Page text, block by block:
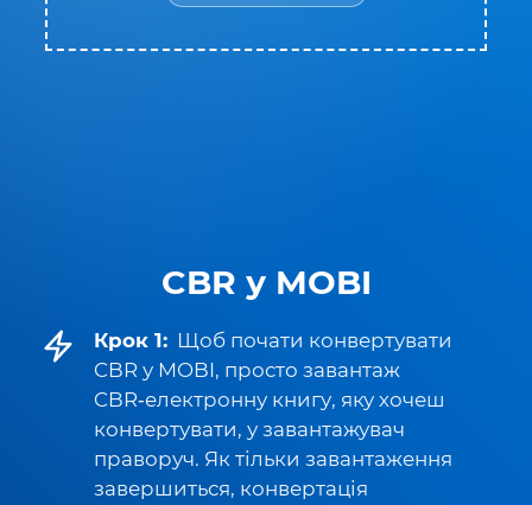
CBR у MOBI
Крок 1: Щоб почати конвертувати
CBR у MOBI, просто завантаж
CBR‑електронну книгу, яку хочеш
конвертувати, у завантажувач
праворуч. Як тільки завантаження
завершиться, конвертація